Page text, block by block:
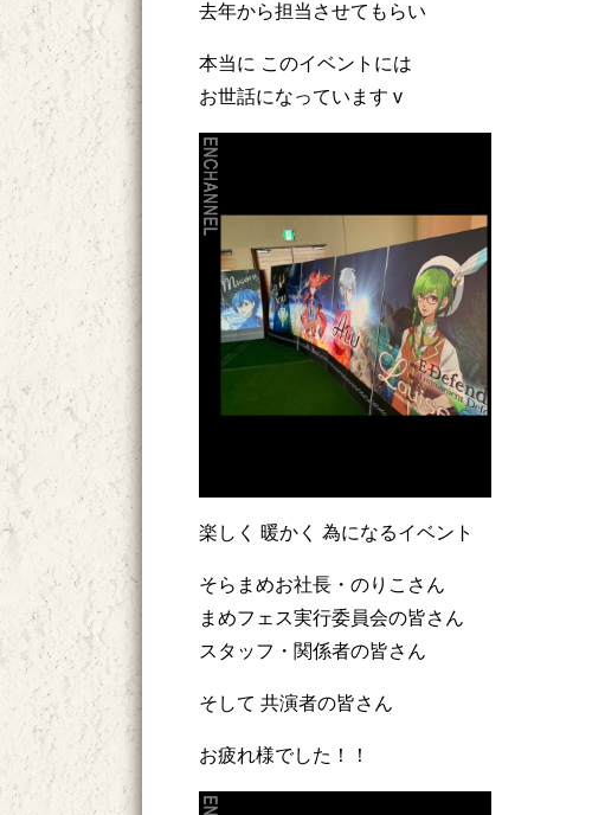
去年から担当させてもらい
本当に このイベントには
お世話になっています v
楽しく 暖かく 為になるイベント
そらまめお社長・のりこさん
まめフェス実行委員会の皆さん
スタッフ・関係者の皆さん
そして 共演者の皆さん
お疲れ様でした！！